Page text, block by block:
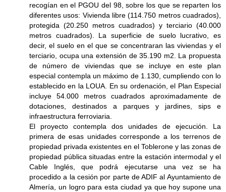
recogían en el PGOU del 98, sobre los que se reparten los
diferentes usos: Vivienda libre (114.750 metros cuadrados),
protegida (20.250 metros cuadrados) y terciario (40.000
metros cuadrados). La superficie de suelo lucrativo, es
decir, el suelo en el que se concentraran las viviendas y el
terciario, ocupa una extensión de 35.190 m2. La propuesta
de número de viviendas que se incluye en este plan
especial contempla un máximo de 1.130, cumpliendo con lo
establecido en la LOUA. En su ordenación, el Plan Especial
incluye 54.000 metros cuadrados aproximadamente de
dotaciones, destinados a parques y jardines, sips e
infraestructura ferroviaria.
El proyecto contempla dos unidades de ejecución. La
primera de esas unidades corresponde a los terrenos de
propiedad privada existentes en el Toblerone y las zonas de
propiedad pública situadas entre la estación intermodal y el
Cable Inglés, que podrá ejecutarse una vez se ha
procedido a la cesión por parte de ADIF al Ayuntamiento de
Almería, un logro para esta ciudad ya que hoy supone una